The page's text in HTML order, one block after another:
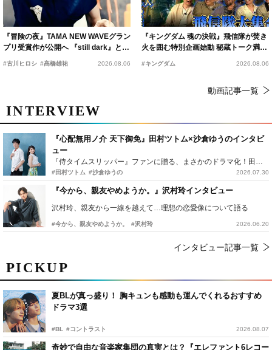
PICKUP
夏BLが真っ盛り！ 胸キュンも感動も運んでくれるおすすめ
ドラマ3選
#BL #コントラスト 2026.08.07
奇妙で自由な音楽家集団の真実とは？『エレファント6レコー
『冒険の夜』TAMA NEW WAVEグラン
プリ受賞作が公開へ 『still dark』と同
時上映決定
#古川ヒロシ #髙橋雄祐 2026.08.06
『キングダム 魂の決戦』飛信隊が焚き
火を囲む特別企画始動 秘蔵トーク満載
の“キングダムキャンプ”開催
#キングダム 2026.08.06
動画記事一覧
INTERVIEW
『心配無用ノ介 天下御免』田村ツトム×沙倉ゆうのインタビ
ュー
『侍タイムスリッパー』ファンに贈る、まさかのドラマ化！田村ツトム×沙倉ゆうのが語る『心配無用ノ介』撮影秘話
#田村ツトム #沙倉ゆうの 2026.07.30
『今から、親友やめようか。』沢村玲インタビュー
沢村玲、親友から一線を越えて…理想の恋愛像について語る
#今から、親友やめようか。 #沢村玲 2026.06.20
インタビュー記事一覧